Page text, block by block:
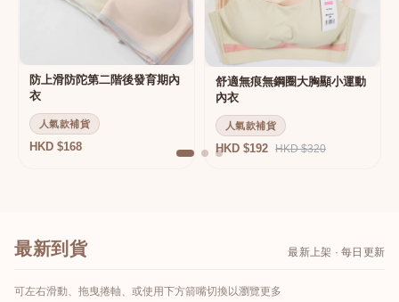
防上滑防陀第二階後發育期內
衣
人氣款補貨
HKD $168
舒適無痕無鋼圈大胸顯小運動
內衣
人氣款補貨
HKD $192 HKD $320
最新到貨 最新上架 · 每日更新
可左右滑動、拖曳捲軸、或使用下方箭嘴切換以瀏覽更多